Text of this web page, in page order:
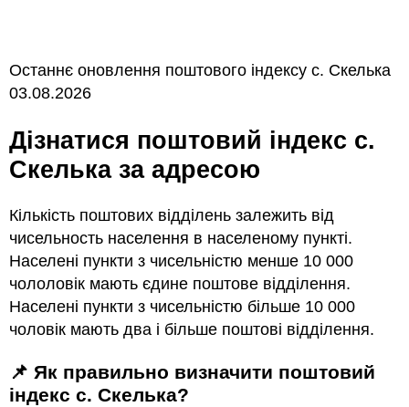
Останнє оновлення поштового індексу с. Скелька
03.08.2026
Дізнатися поштовий індекс с.
Скелька за адресою
Кількість поштових відділень залежить від
чисельность населення в населеному пункті.
Населені пункти з чисельністю менше 10 000
чололовік мають єдине поштове відділення.
Населені пункти з чисельністю більше 10 000
чоловік мають два і більше поштові відділення.
📌 Як правильно визначити поштовий
індекс с. Скелька?